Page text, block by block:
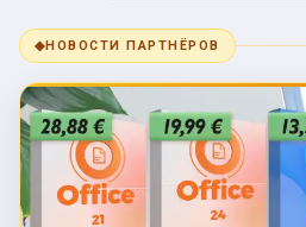
◆НОВОСТИ ПАРТНЁРОВ